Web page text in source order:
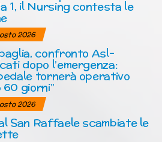
1, il Nursing contesta le
2026
confronto Asl-
dopo l’emergenza:
tornerà operativo
giorni”
2026
San Raffaele scambiate le